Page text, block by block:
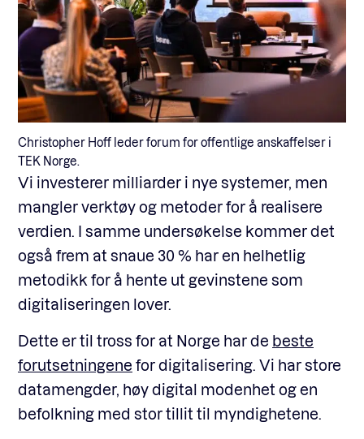
Christopher Hoff leder forum for offentlige anskaffelser i
TEK Norge.
Vi investerer milliarder i nye systemer, men
mangler verktøy og metoder for å realisere
verdien. I samme undersøkelse kommer det
også frem at snaue 30 % har en helhetlig
metodikk for å hente ut gevinstene som
digitaliseringen lover.
Dette er til tross for at Norge har de beste
forutsetningene for digitalisering. Vi har store
datamengder, høy digital modenhet og en
befolkning med stor tillit til myndighetene.